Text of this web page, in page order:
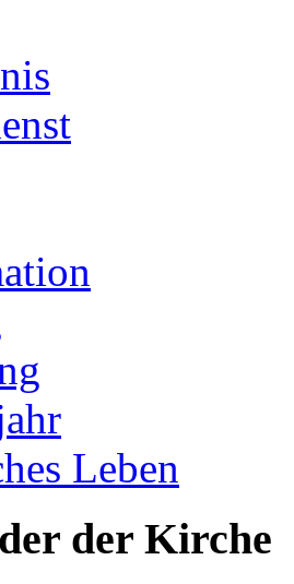
Leben
der Kirche